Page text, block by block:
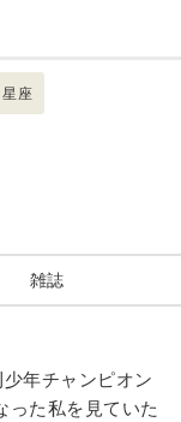
星座
雑誌
年チャンピオン
った私を見ていた